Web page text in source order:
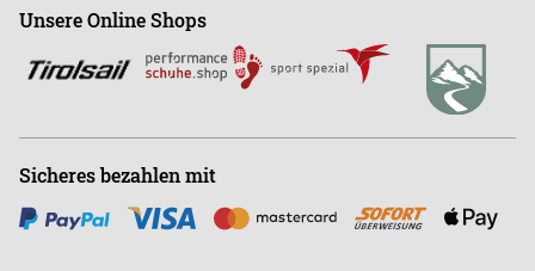
Büro+43 (0)676-9408501
Unsere Online Shops
Sicheres bezahlen mit